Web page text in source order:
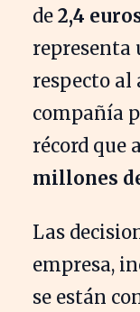
de 2,4
representa
respecto al
compañía
récord que
millones
Las
empresa,
se están